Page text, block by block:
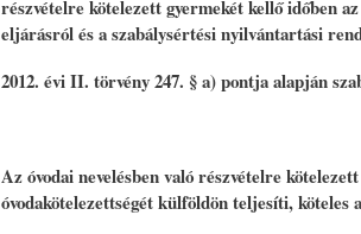
részvételre kötelezett gyermekét kellő időben
eljárásról és a szabálysértési nyilvántartási
2012. évi II. törvény 247. § a) pontja alapján
Az óvodai nevelésben való részvételre
óvodakötelezettségét külföldön teljesíti,